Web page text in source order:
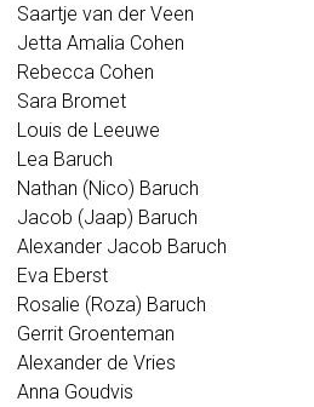
Saartje van der Veen
Jetta Amalia Cohen
Rebecca Cohen
Sara Bromet
Louis de Leeuwe
Lea Baruch
Nathan (Nico) Baruch
Jacob (Jaap) Baruch
Alexander Jacob Baruch
Eva Eberst
Rosalie (Roza) Baruch
Gerrit Groenteman
Alexander de Vries
Anna Goudvis